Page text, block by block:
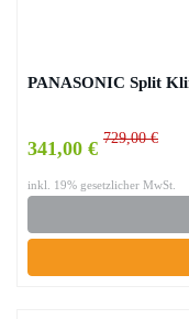
PANASONIC Split
341,00 € 729,00 €
inkl. 19% gesetzlicher MwSt.